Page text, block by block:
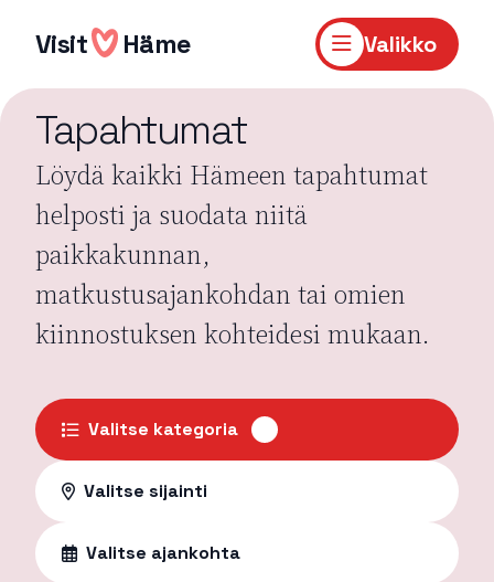
sisältöön
Visit Häme Valikko
Tapahtumat
Löydä kaikki Hämeen tapahtumat
helposti ja suodata niitä
paikkakunnan,
matkustusajankohdan tai omien
kiinnostuksen kohteidesi mukaan.
Valitse kategoria
Valitse sijainti
Valitse ajankohta